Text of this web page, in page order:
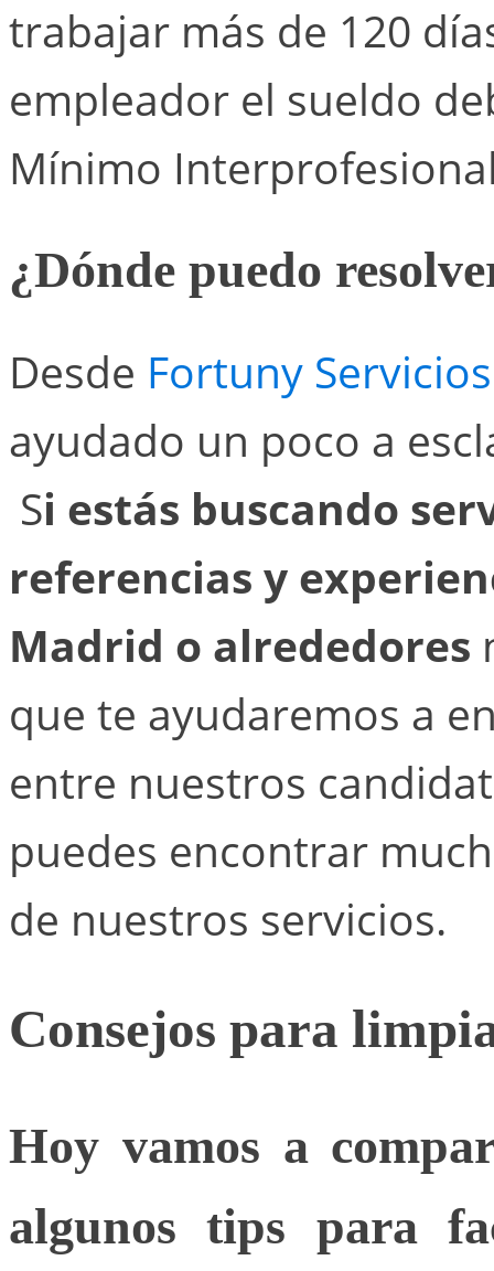
trabajar más de 120
empleador el sueldo
Mínimo
¿Dónde puedo
Desde Fortuny Servicios
ayudado un poco a
Si estás buscando
referencias y
Madrid o alrededores
que te ayudaremos a
entre nuestros
puedes encontrar
de nuestros servicios.
Consejos para
Hoy vamos a
algunos tips para